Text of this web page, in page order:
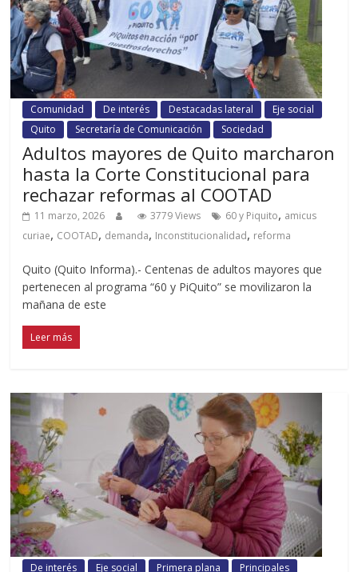
Comunidad De interés Destacadas lateral
Eje social
Quito
Secretaría de Comunicación Sociedad
Adultos mayores de Quito marcharon
hasta la Corte Constitucional para
rechazar reformas al COOTAD
11 marzo, 2026 3779 Views 60 y Piquito, amicus
curiae, COOTAD, demanda, Inconstitucionalidad, reforma
Quito (Quito Informa).- Centenas de adultos mayores que
pertenecen al programa “60 y PiQuito” se movilizaron la
mañana de este
Leer más
De interés Eje social Primera plana Principales